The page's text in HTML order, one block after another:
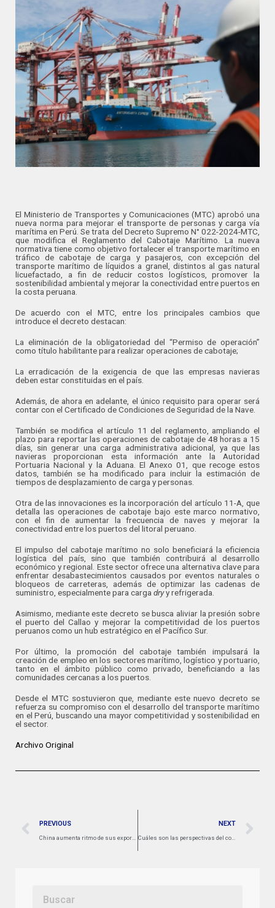
El Ministerio de Transportes y Comunicaciones (MTC) aprobó una
nueva norma para mejorar el transporte de personas y carga vía
marítima en Perú. Se trata del Decreto Supremo N° 022-2024-MTC,
que modifica el Reglamento del Cabotaje Marítimo. La nueva
normativa tiene como objetivo fortalecer el transporte marítimo en
tráfico de cabotaje de carga y pasajeros, con excepción del
transporte marítimo de líquidos a granel, distintos al gas natural
licuefactado, a fin de reducir costos logísticos, promover la
sostenibilidad ambiental y mejorar la conectividad entre puertos en
la costa peruana.
De acuerdo con el MTC, entre los principales cambios que
introduce el decreto destacan:
La eliminación de la obligatoriedad del “Permiso de operación”
como título habilitante para realizar operaciones de cabotaje;
La erradicación de la exigencia de que las empresas navieras
deben estar constituidas en el país.
Además, de ahora en adelante, el único requisito para operar será
contar con el Certificado de Condiciones de Seguridad de la Nave.
También se modifica el artículo 11 del reglamento, ampliando el
plazo para reportar las operaciones de cabotaje de 48 horas a 15
días, sin generar una carga administrativa adicional, ya que las
navieras proporcionan esta información ante la Autoridad
Portuaria Nacional y la Aduana. El Anexo 01, que recoge estos
datos, también se ha modificado para incluir la estimación de
tiempos de desplazamiento de carga y personas.
Otra de las innovaciones es la incorporación del artículo 11-A, que
detalla las operaciones de cabotaje bajo este marco normativo,
con el fin de aumentar la frecuencia de naves y mejorar la
conectividad entre los puertos del litoral peruano.
El impulso del cabotaje marítimo no solo beneficiará la eficiencia
logística del país, sino que también contribuirá al desarrollo
económico y regional. Este sector ofrece una alternativa clave para
enfrentar desabastecimientos causados por eventos naturales o
bloqueos de carreteras, además de optimizar las cadenas de
suministro, especialmente para cargadryy refrigerada.
Asimismo, mediante este decreto se busca aliviar la presión sobre
el puerto del Callao y mejorar la competitividad de los puertos
peruanos como un hub estratégico en el Pacífico Sur.
Por último, la promoción del cabotaje también impulsará la
creación de empleo en los sectores marítimo, logístico y portuario,
tanto en el ámbito público como privado, beneficiando a las
comunidades cercanas a los puertos.
Desde el MTC sostuvieron que, mediante este nuevo decreto se
refuerza su compromiso con el desarrollo del transporte marítimo
en el Perú, buscando una mayor competitividad y sostenibilidad en
el sector.
Archivo Original
PREVIOUS
China aumenta ritmo de sus exportaciones y se acerca a máximos de la pandemia ante amenazas arancelarias de Trump
NEXT
Cuáles son las perspectivas del comercio marítimo entre América Latina y China en 2025